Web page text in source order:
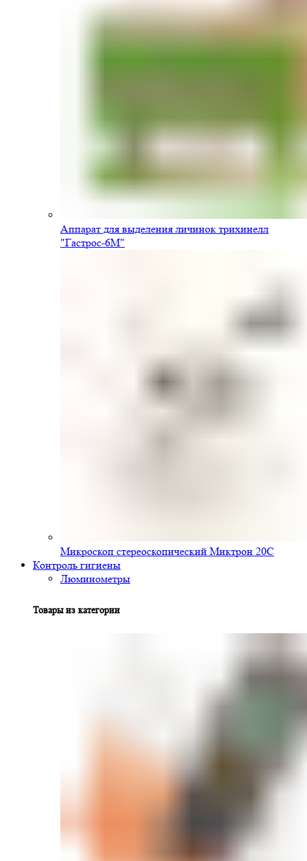
Аппарат для выделения личинок трихинелл
"Гастрос-6М"
Микроскоп стереоскопический Миктрон 20С
Контроль гигиены
Люминометры
Товары из категории